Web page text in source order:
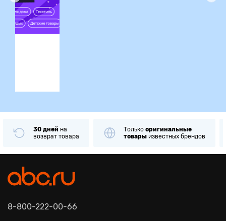
30 дней на
возврат товара
Только оригинальные
товары известных брендов
8-800-222-00-66